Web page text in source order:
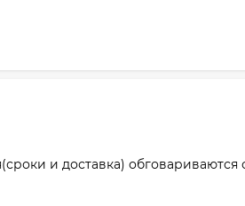
и доставка)